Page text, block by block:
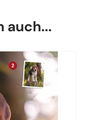
auch...